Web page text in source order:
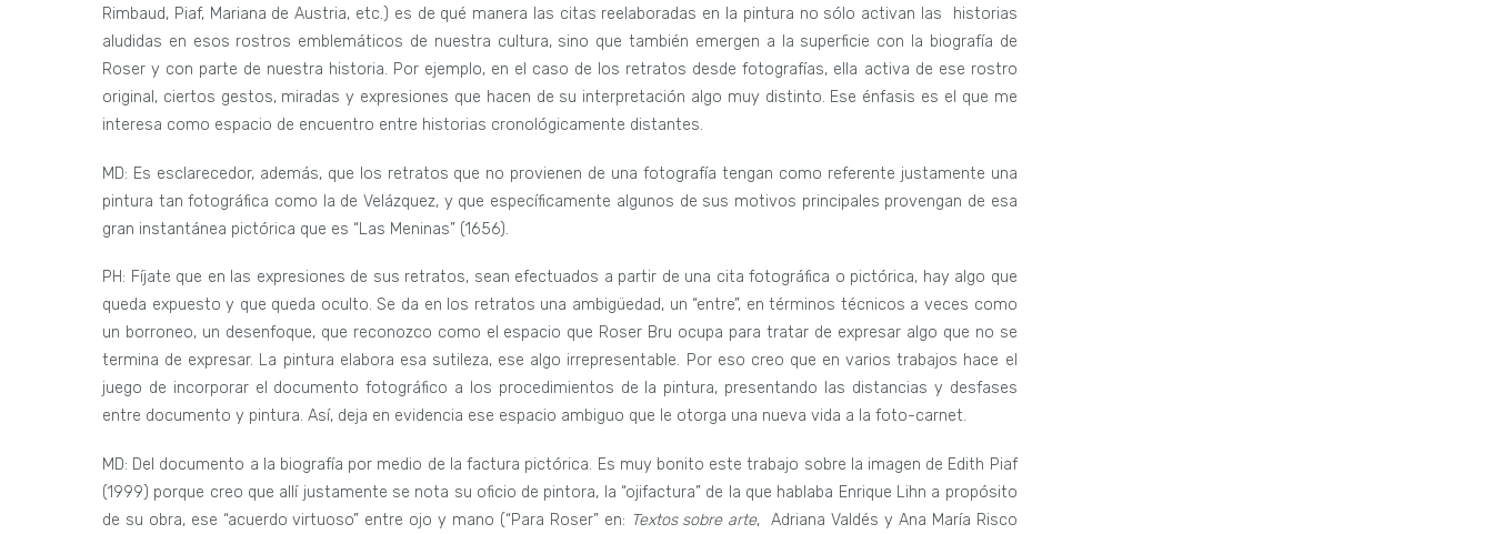
Rimbaud, Piaf, Mariana de Austria, etc.) es de qué manera las citas reelaboradas en la pintura no sólo activan las historias
aludidas en esos rostros emblemáticos de nuestra cultura, sino que también emergen a la superficie con la biografía de
Roser y con parte de nuestra historia. Por ejemplo, en el caso de los retratos desde fotografías, ella activa de ese rostro
original, ciertos gestos, miradas y expresiones que hacen de su interpretación algo muy distinto. Ese énfasis es el que me
interesa como espacio de encuentro entre historias cronológicamente distantes.
MD: Es esclarecedor, además, que los retratos que no provienen de una fotografía tengan como referente justamente una
pintura tan fotográfica como la de Velázquez, y que específicamente algunos de sus motivos principales provengan de esa
gran instantánea pictórica que es “Las Meninas” (1656).
PH: Fíjate que en las expresiones de sus retratos, sean efectuados a partir de una cita fotográfica o pictórica, hay algo que
queda expuesto y que queda oculto. Se da en los retratos una ambigüedad, un “entre”, en términos técnicos a veces como
un borroneo, un desenfoque, que reconozco como el espacio que Roser Bru ocupa para tratar de expresar algo que no se
termina de expresar. La pintura elabora esa sutileza, ese algo irrepresentable. Por eso creo que en varios trabajos hace el
juego de incorporar el documento fotográfico a los procedimientos de la pintura, presentando las distancias y desfases
entre documento y pintura. Así, deja en evidencia ese espacio ambiguo que le otorga una nueva vida a la foto-carnet.
MD: Del documento a la biografía por medio de la factura pictórica. Es muy bonito este trabajo sobre la imagen de Edith Piaf
(1999) porque creo que allí justamente se nota su oficio de pintora, la “ojifactura” de la que hablaba Enrique Lihn a propósito
de su obra, ese “acuerdo virtuoso” entre ojo y mano (“Para Roser” en: Textos sobre arte, Adriana Valdés y Ana María Risco